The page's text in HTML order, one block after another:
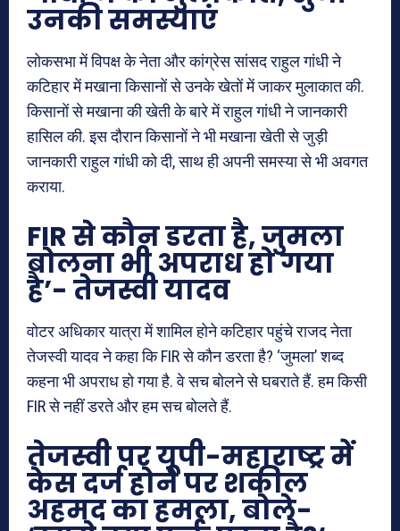
उनकी समस्याएं
लोकसभा में विपक्ष के नेता और कांग्रेस सांसद राहुल गांधी ने
कटिहार में मखाना किसानों से उनके खेतों में जाकर मुलाकात की.
किसानों से मखाना की खेती के बारे में राहुल गांधी ने जानकारी
हासिल की. इस दौरान किसानों ने भी मखाना खेती से जुड़ी
जानकारी राहुल गांधी को दी, साथ ही अपनी समस्या से भी अवगत
कराया.
FIR से कौन डरता है, जुमला
बोलना भी अपराध हो गया
है’- तेजस्वी यादव
वोटर अधिकार यात्रा में शामिल होने कटिहार पहुंचे राजद नेता
तेजस्वी यादव ने कहा कि FIR से कौन डरता है? ‘जुमला’ शब्द
कहना भी अपराध हो गया है. वे सच बोलने से घबराते हैं. हम किसी
FIR से नहीं डरते और हम सच बोलते हैं.
तेजस्वी पर यूपी-महाराष्ट्र में
केस दर्ज होने पर शकील
अहमद का हमला, बोले-